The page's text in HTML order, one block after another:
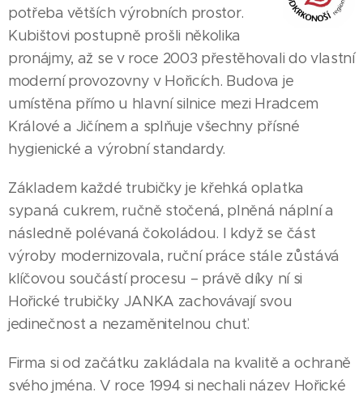
potřeba větších výrobních prostor.
Kubištovi postupně prošli několika
pronájmy, až se v roce 2003 přestěhovali do vlastní
moderní provozovny v Hořicích. Budova je
umístěna přímo u hlavní silnice mezi Hradcem
Králové a Jičínem a splňuje všechny přísné
hygienické a výrobní standardy.
Základem každé trubičky je křehká oplatka
sypaná cukrem, ručně stočená, plněná náplní a
následně polévaná čokoládou. I když se část
výroby modernizovala, ruční práce stále zůstává
klíčovou součástí procesu – právě díky ní si
Hořické trubičky JANKA zachovávají svou
jedinečnost a nezaměnitelnou chuť.
Firma si od začátku zakládala na kvalitě a ochraně
svého jména. V roce 1994 si nechali název Hořické